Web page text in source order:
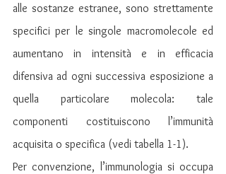
alle sostanze estranee, sono strettamente
specifici per le singole macromolecole ed
aumentano in intensità e in efficacia
difensiva ad ogni successiva esposizione a
quella particolare molecola: tale
componenti costituiscono l’immunità
acquisita o specifica (vedi tabella 1-1).
Per convenzione, l’immunologia si occupa